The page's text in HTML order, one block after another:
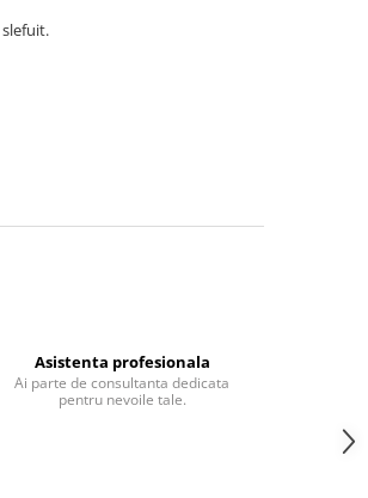
slefuit.
Asistenta profesionala
Ai parte de consultanta dedicata
pentru nevoile tale.